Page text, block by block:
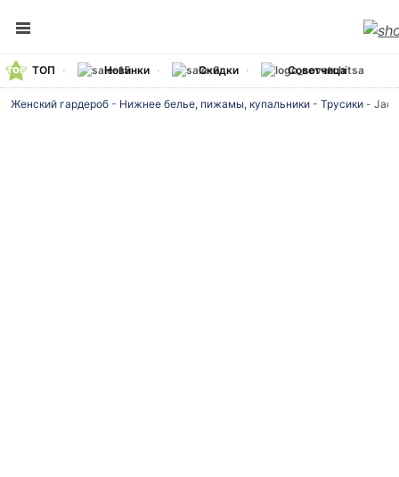
ТОП Новинки Скидки Советчица
Женский гардероб - Нижнее белье, пижамы, купальники - Трусики -